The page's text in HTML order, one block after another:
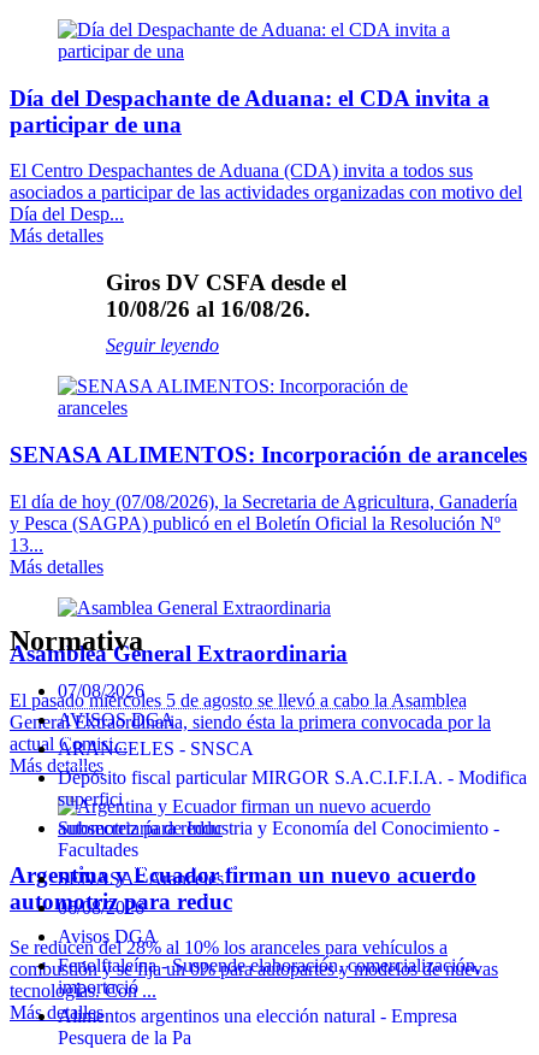
Día del Despachante de Aduana: el CDA invita a
participar de una
El Centro Despachantes de Aduana (CDA) invita a todos sus
asociados a participar de las actividades organizadas con motivo del
Día del Desp...
Más detalles
Giros DV CSFA desde el
10/08/26 al 16/08/26.
Seguir leyendo
SENASA ALIMENTOS: Incorporación de aranceles
El día de hoy (07/08/2026), la Secretaria de Agricultura, Ganadería
y Pesca (SAGPA) publicó en el Boletín Oficial la Resolución Nº
13...
Más detalles
Asamblea General Extraordinaria
El pasado miércoles 5 de agosto se llevó a cabo la Asamblea
General Extraordinaria, siendo ésta la primera convocada por la
actual Comisi...
Más detalles
Argentina y Ecuador firman un nuevo acuerdo
automotriz para reduc
Se reducen del 28% al 10% los aranceles para vehículos a
combustión y se fija un 0% para autopartes y modelos de nuevas
tecnologías. Con ...
Más detalles
Normativa
07/08/2026
AVISOS DGA
ARANCELES - SNSCA
Depósito fiscal particular MIRGOR S.A.C.I.F.I.A. - Modifica
superfici
Subsecretaría de Industria y Economía del Conocimiento -
Facultades
SENASA - Aranceles
06/08/2026
Avisos DGA
Fenolftaleína - Suspende elaboración, comercialización,
importació
Alimentos argentinos una elección natural - Empresa
Pesquera de la Pa